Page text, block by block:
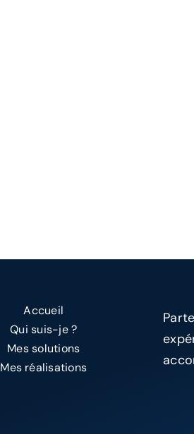
Accueil
Qui suis-je ?
Mes solutions
Mes réalisations